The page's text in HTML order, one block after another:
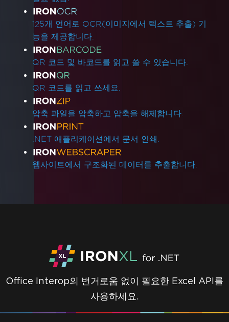
125개 언어로 OCR(이미지에서 텍스트 추출) 기
능을 제공합니다.
QR 코드 및 바코드를 읽고 쓸 수 있습니다.
QR 코드를 읽고 쓰세요.
압축 파일을 압축하고 압축을 해제합니다.
.NET 애플리케이션에서 문서 인쇄.
웹사이트에서 구조화된 데이터를 추출합니다.
Office Interop의 번거로움 없이 필요한 Excel API를
사용하세요.